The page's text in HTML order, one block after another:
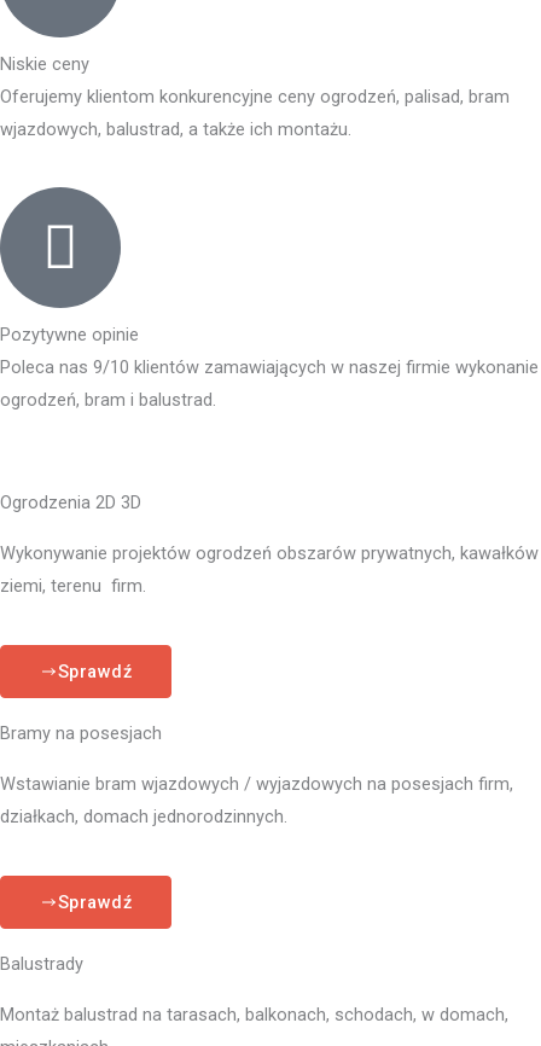
Niskie ceny
Oferujemy klientom konkurencyjne ceny ogrodzeń, palisad, bram
wjazdowych, balustrad, a także ich montażu.
Pozytywne opinie
Poleca nas 9/10 klientów zamawiających w naszej firmie wykonanie
ogrodzeń, bram i balustrad.
Ogrodzenia 2D 3D
Wykonywanie projektów ogrodzeń obszarów prywatnych, kawałków
ziemi, terenu firm.
Sprawdź
Bramy na posesjach
Wstawianie bram wjazdowych / wyjazdowych na posesjach firm,
działkach, domach jednorodzinnych.
Sprawdź
Balustrady
Montaż balustrad na tarasach, balkonach, schodach, w domach,